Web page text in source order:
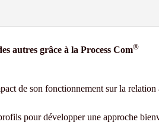
autres grâce à la Process Com®
de son fonctionnement sur la relation
pour développer une approche